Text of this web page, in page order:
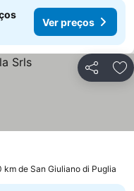
Ver preços
Partilhar
km de San Giuliano di Puglia